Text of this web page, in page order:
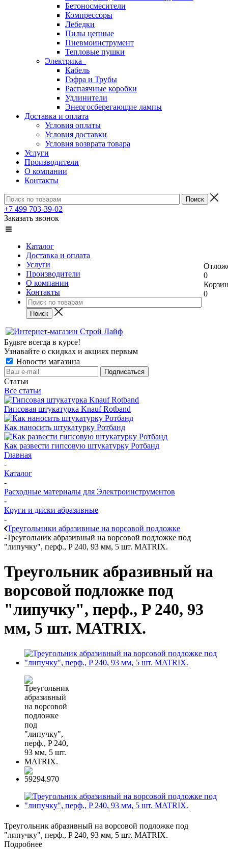
Бетоносмесители
Компрессоры
Лебедки
Пилы цепные
Пневмоинструмент
Тепловые пушки
Электрика
Кабель
Гофра и Трубы
Распаячные коробки
Удлинители
Энергосберегающие лампы
Доставка и оплата
Условия оплаты
Условия доставки
Условия возврата товара
Услуги
Производители
О компании
Контакты
+7 499 703-39-02
Заказать звонок
Каталог
Доставка и оплата
Услуги
Производители
О компании
Контакты
0
0
Будьте всегда в курсе!
Узнавайте о скидках и акциях первым
Новости магазина
Статьи
Все статьи
Гипсовая штукатурка Knauf Rotband
Как наносить штукатурку Ротбанд
Как развести гипсовую штукатурку Ротбанд
Главная
-
Каталог
-
Расходные материалы для Электроинструментов
-
Круги и диски абразивные
-
Треугольники абразивные на ворсовой подложке
-Треугольник абразивный на ворсовой подложке под
"липучку", перф., P 240, 93 мм, 5 шт. MATRIX.
Треугольник абразивный на
ворсовой подложке под
"липучку", перф., P 240, 93
мм, 5 шт. MATRIX.
Треугольник абразивный на ворсовой подложке под
"липучку", перф., P 240, 93 мм, 5 шт. MATRIX.
Подробнее